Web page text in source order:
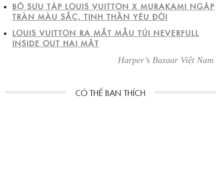
BỘ SƯU TẬP LOUIS VUITTON X MURAKAMI NGẬP
TRÀN MÀU SẮC, TINH THẦN YÊU ĐỜI
LOUIS VUITTON RA MẮT MẪU TÚI NEVERFULL
INSIDE OUT HAI MẶT
Harper’s Bazaar Việt Nam